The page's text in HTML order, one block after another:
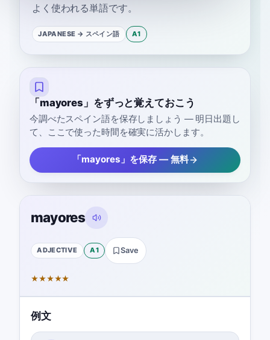
よく使われる単語です。
JAPANESE → スペイン語 A1
「mayores」をずっと覚えておこう
今調べたスペイン語を保存しましょう — 明日出題し
て、ここで使った時間を確実に活かします。
「mayores」を保存 — 無料
mayores
ADJECTIVE A1 Save
★★★★★
例文